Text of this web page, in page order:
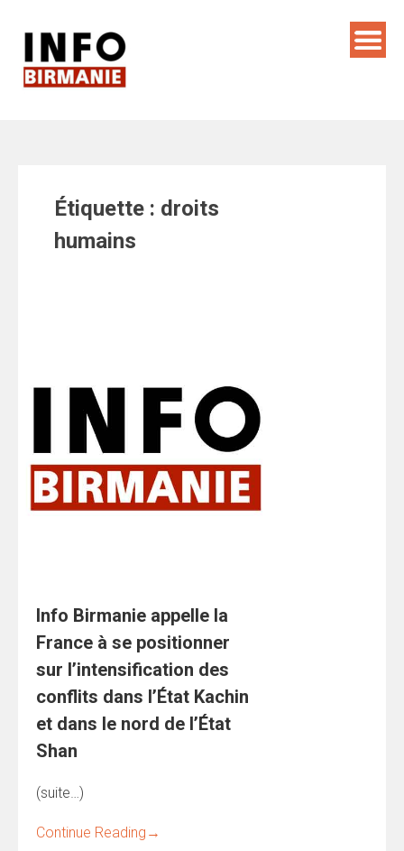
Étiquette : droits
humains
Info Birmanie appelle la
France à se positionner
sur l’intensification des
conflits dans l’État Kachin
et dans le nord de l’État
Shan
(suite…)
Continue Reading →